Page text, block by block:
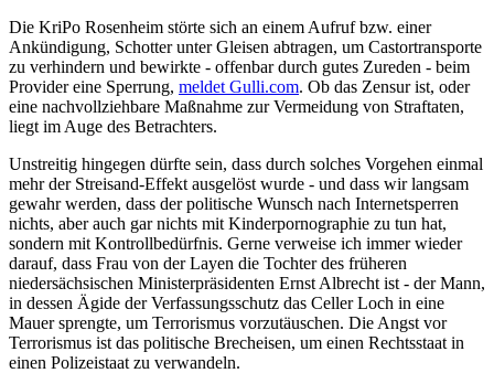
Die KriPo Rosenheim störte sich an einem Aufruf bzw. einer
Ankündigung, Schotter unter Gleisen abtragen, um Castortransporte
zu verhindern und bewirkte - offenbar durch gutes Zureden - beim
Provider eine Sperrung, meldet Gulli.com. Ob das Zensur ist, oder
eine nachvollziehbare Maßnahme zur Vermeidung von Straftaten,
liegt im Auge des Betrachters.
Unstreitig hingegen dürfte sein, dass durch solches Vorgehen einmal
mehr der Streisand-Effekt ausgelöst wurde - und dass wir langsam
gewahr werden, dass der politische Wunsch nach Internetsperren
nichts, aber auch gar nichts mit Kinderpornographie zu tun hat,
sondern mit Kontrollbedürfnis. Gerne verweise ich immer wieder
darauf, dass Frau von der Layen die Tochter des früheren
niedersächsischen Ministerpräsidenten Ernst Albrecht ist - der Mann,
in dessen Ägide der Verfassungsschutz das Celler Loch in eine
Mauer sprengte, um Terrorismus vorzutäuschen. Die Angst vor
Terrorismus ist das politische Brecheisen, um einen Rechtsstaat in
einen Polizeistaat zu verwandeln.